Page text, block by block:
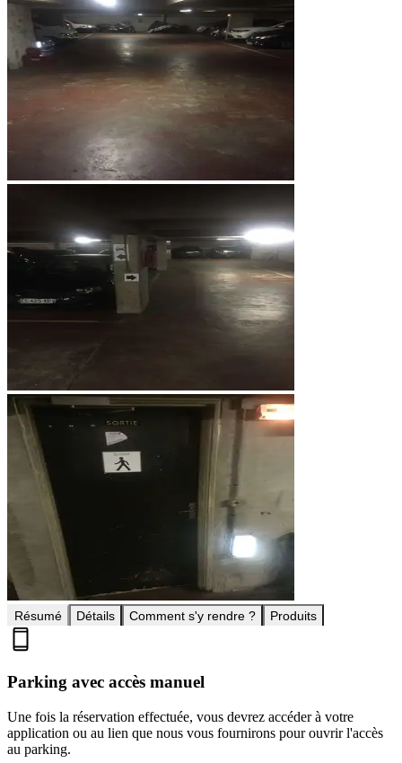
Résumé Détails Comment s'y rendre ? Produits
Parking avec accès manuel
Une fois la réservation effectuée, vous devrez accéder à votre
application ou au lien que nous vous fournirons pour ouvrir l'accès
au parking.